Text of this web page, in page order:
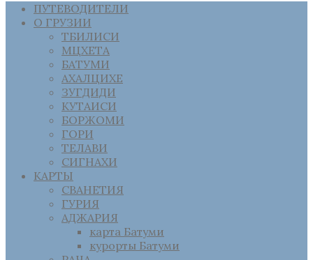
ПУТЕВОДИТЕЛИ
О ГРУЗИИ
ТБИЛИСИ
МЦХЕТА
БАТУМИ
АХАЛЦИХЕ
ЗУГДИДИ
КУТАИСИ
БОРЖОМИ
ГОРИ
ТЕЛАВИ
СИГНАХИ
КАРТЫ
СВАНЕТИЯ
ГУРИЯ
АДЖАРИЯ
карта Батуми
курорты Батуми